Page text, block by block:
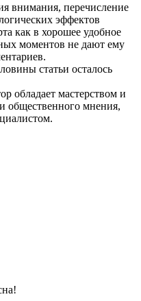
внимания, перечисление
эффектов
как в хорошее удобное
моментов не дают ему
статьи осталось
обладает мастерством и
общественного мнения,